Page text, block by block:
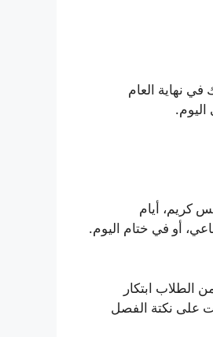
في نهاية العام
كريم، أيام
أو في ختام اليوم.
الطلاب ابتكار
على نكتة الفصل